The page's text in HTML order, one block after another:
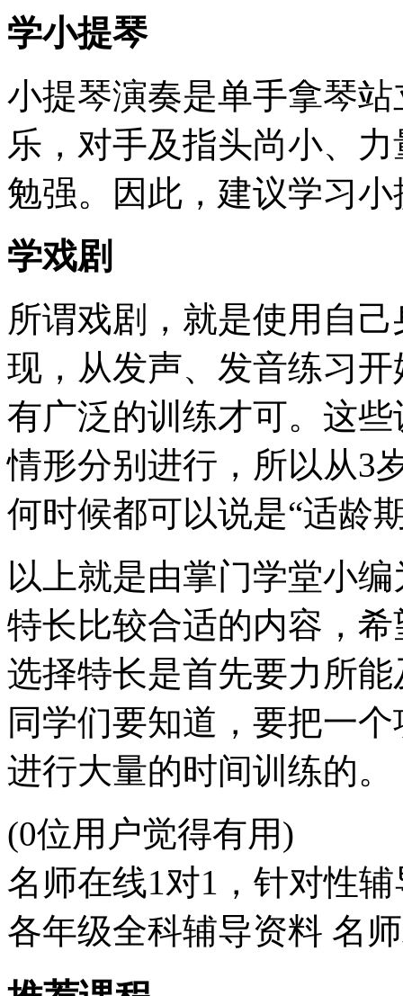
学小提琴
小提琴演奏是单手拿琴
乐，对手及指头尚小、
勉强。因此，建议学习
学戏剧
所谓戏剧，就是使用自
现，从发声、发音练习
有广泛的训练才可。这
情形分别进行，所以从3
何时候都可以说是“适龄
以上就是由掌门学堂小
特长比较合适的内容，
选择特长是首先要力所
同学们要知道，要把一
进行大量的时间训练的。
(0位用户觉得有用)
名师在线1对1，针对性
各年级全科辅导资料 名